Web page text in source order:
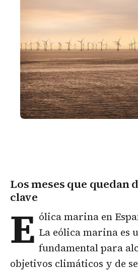
Los meses que quedan
clave
E ólica marina en
La eólica marina es
fundamental para
objetivos climáticos y de